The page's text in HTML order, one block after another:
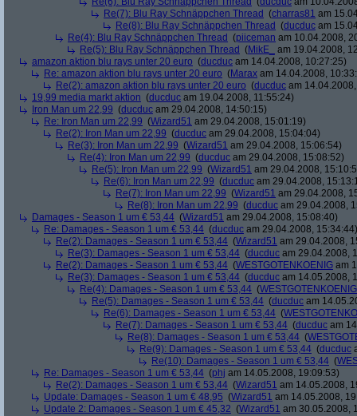
Re(7): Blu Ray Schnäppchen Thread (charras81 am
Re(8): Blu Ray Schnäppchen Thread (ducduc am
Re(4): Blu Ray Schnäppchen Thread (piiceman am 10.04.2008,
Re(5): Blu Ray Schnäppchen Thread (MikE_
am 19.04.2008,
amazon aktion blu rays unter 20 euro (ducduc am 14.04.2008, 10:27:25)
Re: amazon aktion blu rays unter 20 euro (Marax am 14.04.2008,
Re(2): amazon aktion blu rays unter 20 euro (ducduc am
19,99 media markt aktion (ducduc am 19.04.2008, 11:55:24)
Iron Man um 22,99 (ducduc am 29.04.2008, 14:50:15)
Re: Iron Man um 22,99 (Wizard51 am 29.04.2008, 15:01:19)
Re(2): Iron Man um 22,99 (ducduc am 29.04.2008, 15:04:04)
Re(3): Iron Man um 22,99 (Wizard51 am 29.04.2008, 15:06:54)
Re(4): Iron Man um 22,99 (ducduc am 29.04.2008, 15:08:52)
Re(5): Iron Man um 22,99 (Wizard51 am 29.04.2008,
Re(6): Iron Man um 22,99 (ducduc am 29.04.2008,
Re(7): Iron Man um 22,99 (Wizard51 am 29.04.2008,
Re(8): Iron Man um 22,99 (ducduc am 29.04.2008,
Damages - Season 1 um € 53,44 (Wizard51 am 29.04.2008, 15:08:40)
Re: Damages - Season 1 um € 53,44 (ducduc am 29.04.2008, 15:34:44)
Re(2): Damages - Season 1 um € 53,44 (Wizard51 am 29.04.2008,
Re(3): Damages - Season 1 um € 53,44 (ducduc am 29.04.2008,
Re(2): Damages - Season 1 um € 53,44 (WESTGOTENKOENIG am
Re(3): Damages - Season 1 um € 53,44 (ducduc am 14.05.2008,
Re(4): Damages - Season 1 um € 53,44 (WESTGOTENKOENIG
Re(5): Damages - Season 1 um € 53,44 (ducduc am
Re(6): Damages - Season 1 um € 53,44 (
Re(7): Damages - Season 1 um € 53,44 (ducduc am
Re(8): Damages - Season 1 um € 53,44 (
Re(9): Damages - Season 1 um € 53,44 (ducduc
Re(10): Damages - Season 1 um € 53,44 (
Re: Damages - Season 1 um € 53,44 (phj am 14.05.2008, 19:09:53)
Re(2): Damages - Season 1 um € 53,44 (Wizard51 am 14.05.2008,
Update: Damages - Season 1 um € 48,95 (Wizard51 am 14.05.2008,
Update 2: Damages - Season 1 um € 45,32 (Wizard51 am 30.05.2008,